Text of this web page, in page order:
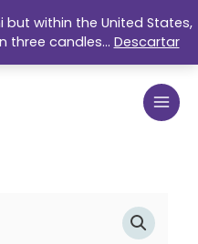
within the United States,
three candles... Descartar